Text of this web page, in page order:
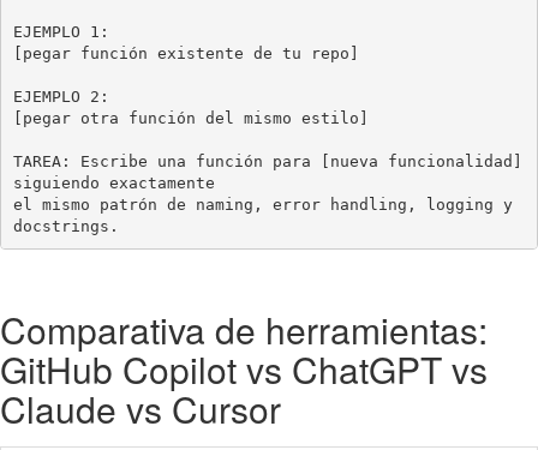
EJEMPLO 1:
[pegar función existente de tu repo]
EJEMPLO 2:
[pegar otra función del mismo estilo]
TAREA: Escribe una función para [nueva funcionalidad]
siguiendo exactamente
el mismo patrón de naming, error handling, logging y
docstrings.
Comparativa de herramientas:
GitHub Copilot vs ChatGPT vs
Claude vs Cursor